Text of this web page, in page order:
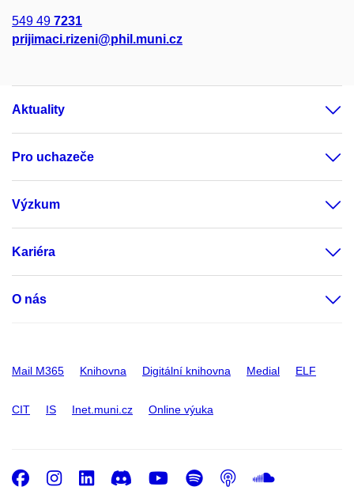
549 49 7231
prijimaci.rizeni@phil.muni.cz
Aktuality
Pro uchazeče
Výzkum
Kariéra
O nás
Mail M365 Knihovna Digitální knihovna Medial ELF
CIT IS Inet.muni.cz Online výuka
Facebook
Instagram
LinkedIn
DiscordYoutube
Spotify
Podcast